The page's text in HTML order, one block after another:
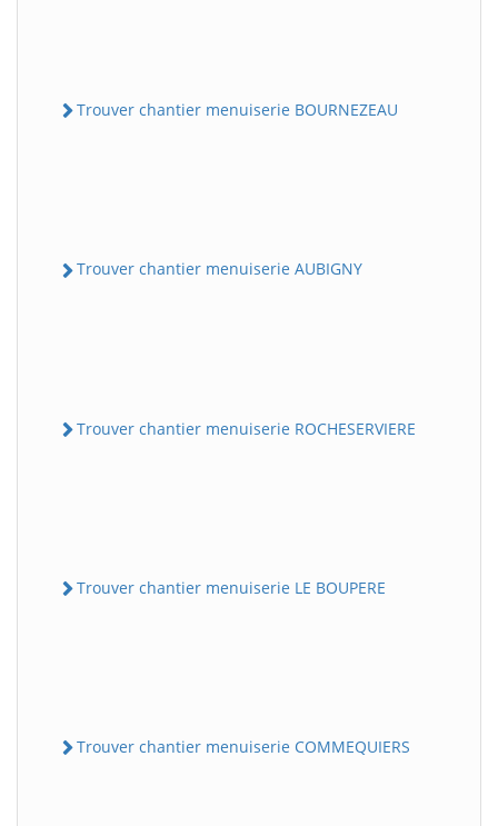
Trouver chantier menuiserie BOURNEZEAU
Trouver chantier menuiserie AUBIGNY
Trouver chantier menuiserie ROCHESERVIERE
Trouver chantier menuiserie LE BOUPERE
Trouver chantier menuiserie COMMEQUIERS